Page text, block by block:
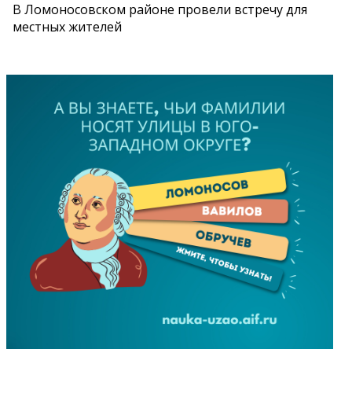
В Ломоносовском районе провели встречу для
местных жителей